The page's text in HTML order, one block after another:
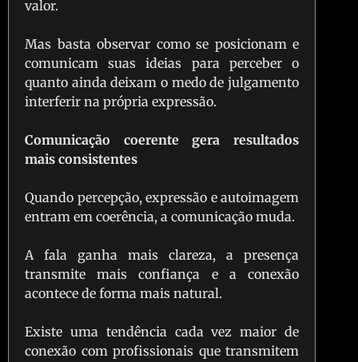
valor.
Mas basta observar como se posicionam e
comunicam suas ideias para perceber o
quanto ainda deixam o medo de julgamento
interferir na própria expressão.
Comunicação coerente gera resultados
mais consistentes
Quando percepção, expressão e autoimagem
entram em coerência, a comunicação muda.
A fala ganha mais clareza, a presença
transmite mais confiança e a conexão
acontece de forma mais natural.
Existe uma tendência cada vez maior de
conexão com profissionais que transmitem